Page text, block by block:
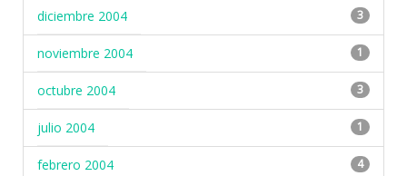
diciembre 2004 3
noviembre 2004 1
octubre 2004 3
julio 2004 1
febrero 2004 4